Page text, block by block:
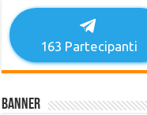
163 Partecipanti
Banner